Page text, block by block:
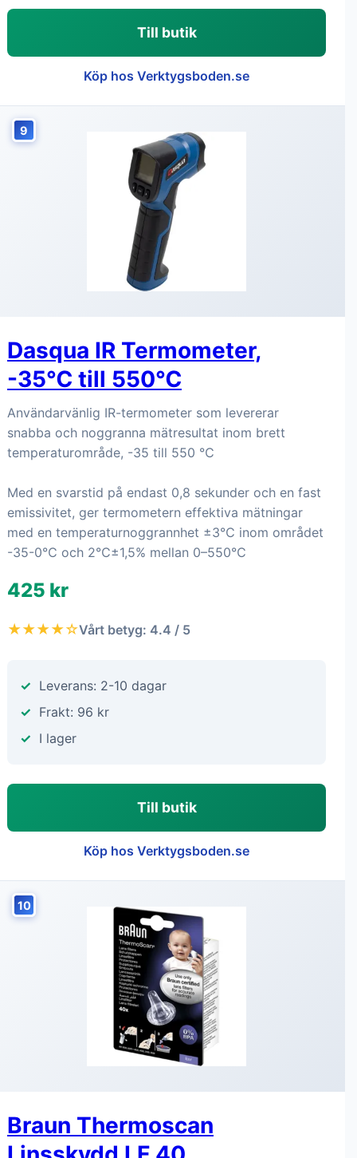
Till butik
Köp hos Verktygsboden.se
9
Dasqua IR Termometer,
-35℃ till 550℃
Användarvänlig IR-termometer som levererar
snabba och noggranna mätresultat inom brett
temperaturområde, -35 till 550 ℃
Med en svarstid på endast 0,8 sekunder och en fast
emissivitet, ger termometern effektiva mätningar
med en temperaturnoggrannhet ±3℃ inom området
-35-0℃ och 2℃±1,5% mellan 0–550℃
425 kr
★★★★☆Vårt betyg: 4.4 / 5
Leverans: 2-10 dagar
Frakt: 96 kr
I lager
Till butik
Köp hos Verktygsboden.se
10
Braun Thermoscan